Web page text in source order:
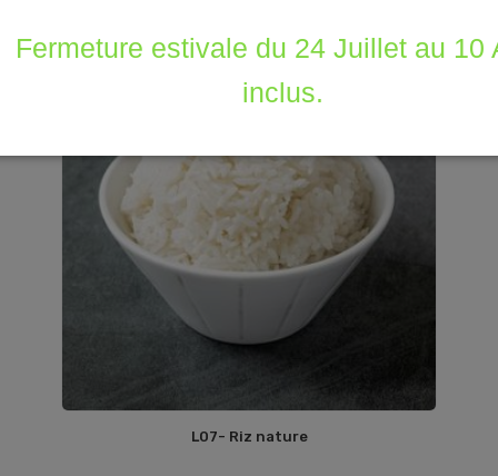
L07- Riz nature
Fermeture estivale du 24 Juillet au 10
inclus.